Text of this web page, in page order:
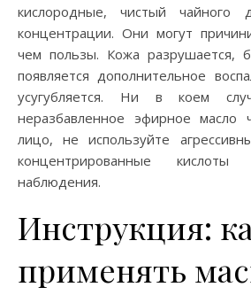
кислородные, чистый чайного
концентрации. Они могут
чем пользы. Кожа разрушается,
появляется дополнительное
усугубляется. Ни в коем
неразбавленное эфирное масло
лицо, не используйте
концентрированные
наблюдения.
Инструкция:
применять